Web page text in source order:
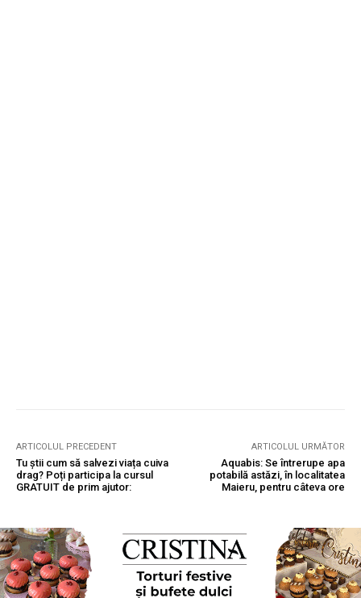
ARTICOLUL PRECEDENT
Tu știi cum să salvezi viața cuiva
drag? Poți participa la cursul
GRATUIT de prim ajutor:
ARTICOLUL URMĂTOR
Aquabis: Se întrerupe apa
potabilă astăzi, în localitatea
Maieru, pentru câteva ore